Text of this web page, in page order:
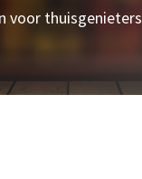
voor thuisgenieters